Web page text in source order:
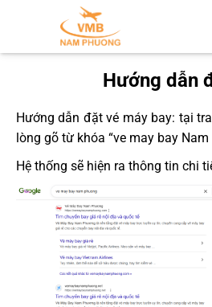
Hướng dẫn
Hướng dẫn đặt vé máy bay: tại
lòng gõ từ khóa “ve may bay Nam
Hệ thống sẽ hiện ra thông tin chi